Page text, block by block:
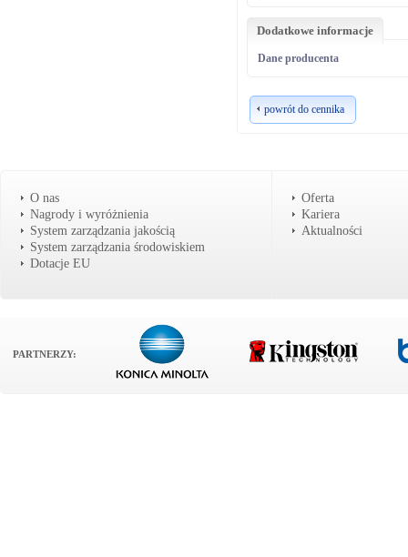
Dodatkowe informacje
Dane producenta
powrót do cennika
O nas
Nagrody i wyróżnienia
System zarządzania jakością
System zarządzania środowiskiem
Dotacje EU
Oferta
Kariera
Aktualności
PARTNERZY: